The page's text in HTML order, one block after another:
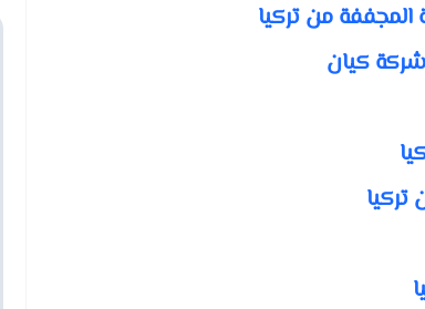
من تركيا
كيان